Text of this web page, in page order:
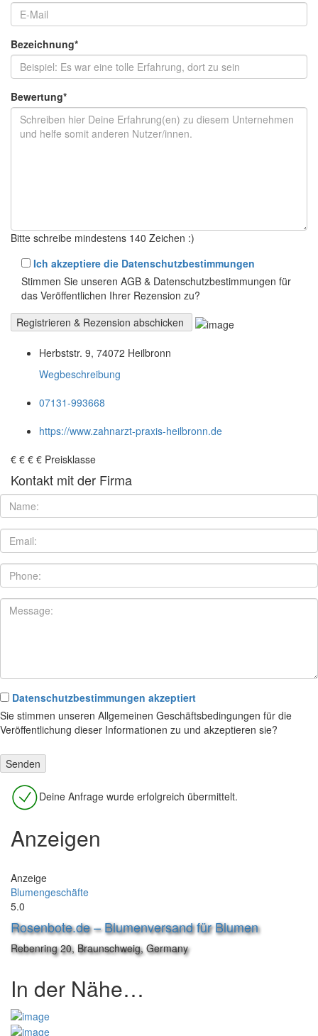
Bezeichnung*
Bewertung*
Bitte schreibe mindestens 140 Zeichen :)
Ich akzeptiere die Datenschutzbestimmungen
Stimmen Sie unseren AGB & Datenschutzbestimmungen für
das Veröffentlichen Ihrer Rezension zu?
Herbststr. 9, 74072 Heilbronn
Wegbeschreibung
07131-993668
https://www.zahnarzt-praxis-heilbronn.de
€ € € € Preisklasse
Kontakt mit der Firma
Datenschutzbestimmungen akzeptiert
Sie stimmen unseren Allgemeinen Geschäftsbedingungen für die
Veröffentlichung dieser Informationen zu und akzeptieren sie?
Deine Anfrage wurde erfolgreich übermittelt.
Anzeigen
Anzeige
Blumengeschäfte
5.0
Rosenbote.de – Blumenversand für Blumen
Rebenring 20, Braunschweig, Germany
In der Nähe…